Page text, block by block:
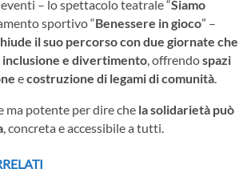
– lo spettacolo teatrale “Siamo
sportivo “Benessere in gioco” –
il suo percorso con due giornate che
e divertimento , offrendospazi
ecostruzione di legami di comunità
ma potente per dire che la solidarietà può
, concreta e accessibile a tutti.